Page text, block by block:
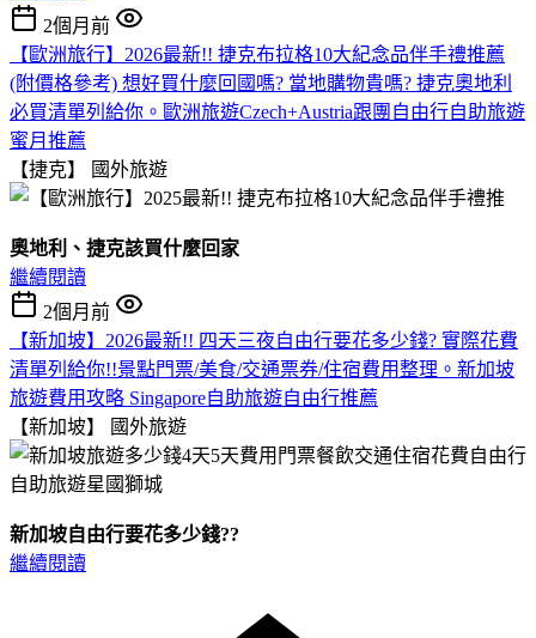
2個月前
【歐洲旅行】2026最新!! 捷克布拉格10大紀念品伴手禮推薦
(附價格參考) 想好買什麼回國嗎? 當地購物貴嗎? 捷克奧地利
必買清單列給你。歐洲旅遊Czech+Austria跟團自由行自助旅遊
蜜月推薦
【捷克】
國外旅遊
奧地利、捷克該買什麼回家
繼續閱讀
2個月前
【新加坡】2026最新!! 四天三夜自由行要花多少錢? 實際花費
清單列給你!!景點門票/美食/交通票券/住宿費用整理。新加坡
旅遊費用攻略 Singapore自助旅遊自由行推薦
【新加坡】
國外旅遊
新加坡自由行要花多少錢??
繼續閱讀